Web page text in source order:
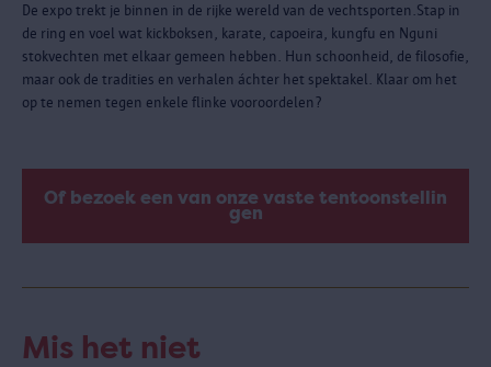
De expo trekt je binnen in de rijke wereld van de vechtsporten.Stap in
de ring en voel wat kickboksen, karate, capoeira, kungfu en Nguni
stokvechten met elkaar gemeen hebben. Hun schoonheid, de filosofie,
maar ook de tradities en verhalen áchter het spektakel. Klaar om het
op te nemen tegen enkele flinke vooroordelen?
Of bezoek een van onze vaste tentoonstellin
gen
Mis het niet